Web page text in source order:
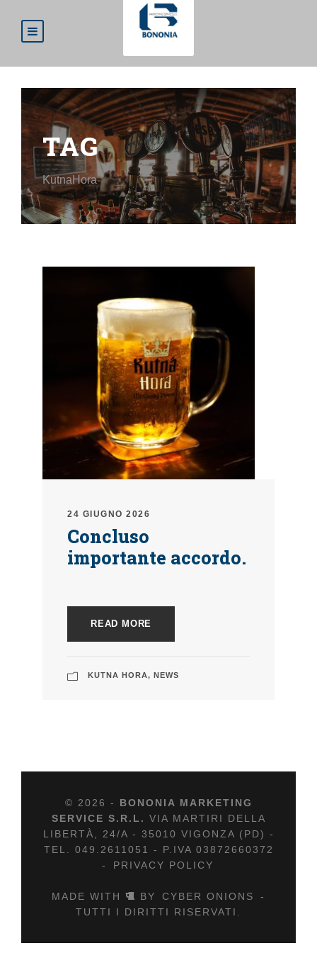
TAG
KutnaHora
24 GIUGNO 2026
Concluso
importante accordo.
READ MORE
KUTNA HORA, NEWS
© 2026 - BONONIA MARKETING
SERVICE S.R.L. VIA MARTIRI DELLA
LIBERTÀ, 24/A - 35010 VIGONZA (PD) -
TEL. 049.2611051 - P.IVA 03872660372
-
PRIVACY POLICY
MADE WITH BY CYBER ONIONS
-
TUTTI I DIRITTI RISERVATI.